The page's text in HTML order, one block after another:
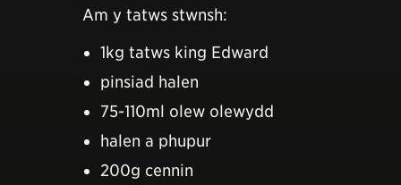
Am y tatws stwnsh:
1kg tatws king Edward
pinsiad halen
75-110ml olew olewydd
halen a phupur
200g cennin